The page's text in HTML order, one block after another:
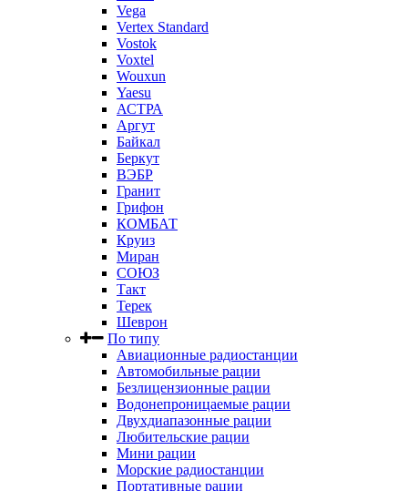
Vega
Vertex Standard
Vostok
Voxtel
Wouxun
Yaesu
АСТРА
Аргут
Байкал
Беркут
ВЭБР
Гранит
Грифон
КОМБАТ
Круиз
Миран
СОЮЗ
Такт
Терек
Шеврон
По типу
Авиационные радиостанции
Автомобильные рации
Безлицензионные рации
Водонепроницаемые рации
Двухдиапазонные рации
Любительские рации
Мини рации
Морские радиостанции
Портативные рации